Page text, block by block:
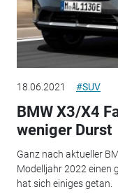
18.06.2021 #SUV
BMW X3/X4
weniger Durst
Ganz nach aktueller
Modelljahr 2022 einen
hat sich einiges getan.